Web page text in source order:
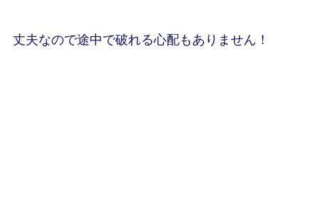
丈夫なので途中で破れる心配もありません！